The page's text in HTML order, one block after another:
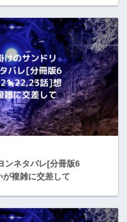
ンネタバレ[分冊版6
複雑に交差して